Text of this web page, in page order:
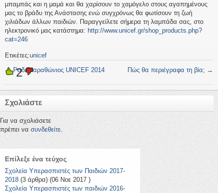
μπαμπάς και η μαμά και θα χαρίσουν το χαμόγελο στους αγαπημένους
μας το βράδυ της Ανάστασης ενώ συγχρόνως θα φωτίσουν τη ζωή
χιλιάδων άλλων παιδιών. Παραγγείλετε σήμερα τη λαμπάδα σας, στο
ηλεκτρονικό μας κατάστημα: http://www.unicef.gr/shop_products.php?
cat=246
Ετικέτες:unicef
←Ραδιομαραθώνιος UNICEF 2014 Πώς θα περιέγραφα τη βία; →
2
Σχολιάστε
Για να σχολιάσετε
πρέπει να συνδεθείτε.
Επίλεξε ένα τεύχος
Σχολεία Υπερασπιστές των Παιδιών 2017-
2018 (3 άρθρα) (06 Νοε 2017 )
Σχολεία Υπερασπιστές των παιδιών 2016-